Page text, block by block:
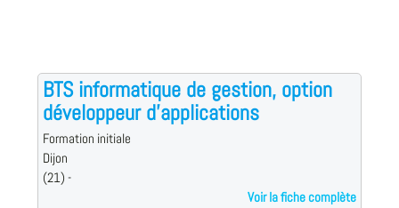
BTS informatique de gestion, option
développeur d'applications
Formation initiale
Dijon
(21) -
Voir la fiche complète